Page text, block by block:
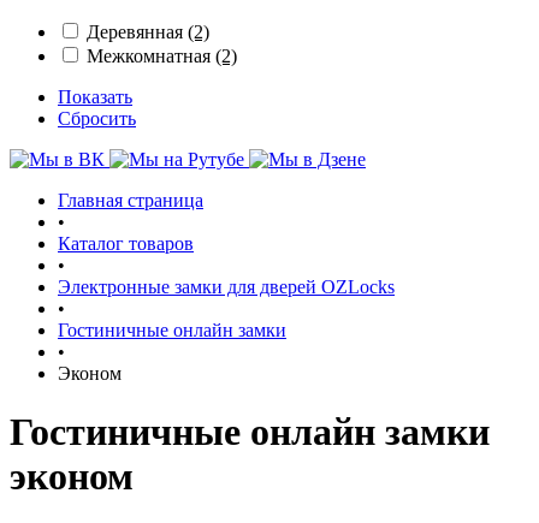
Деревянная (2)
Межкомнатная (2)
Показать
Сбросить
Главная страница
•
Каталог товаров
•
Электронные замки для дверей OZLocks
•
Гостиничные онлайн замки
•
Эконом
Гостиничные онлайн замки
эконом